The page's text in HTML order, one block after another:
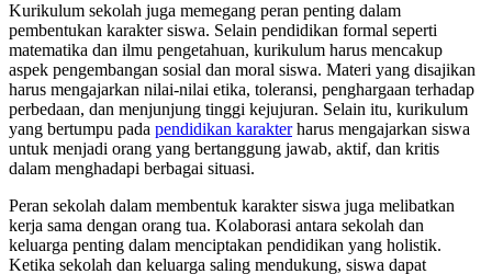
Kurikulum sekolah juga memegang peran penting dalam
pembentukan karakter siswa. Selain pendidikan formal seperti
matematika dan ilmu pengetahuan, kurikulum harus mencakup
aspek pengembangan sosial dan moral siswa. Materi yang disajikan
harus mengajarkan nilai-nilai etika, toleransi, penghargaan terhadap
perbedaan, dan menjunjung tinggi kejujuran. Selain itu, kurikulum
yang bertumpu pada pendidikan karakterharus mengajarkan siswa
untuk menjadi orang yang bertanggung jawab, aktif, dan kritis
dalam menghadapi berbagai situasi.
Peran sekolah dalam membentuk karakter siswa juga melibatkan
kerja sama dengan orang tua. Kolaborasi antara sekolah dan
keluarga penting dalam menciptakan pendidikan yang holistik.
Ketika sekolah dan keluarga saling mendukung, siswa dapat